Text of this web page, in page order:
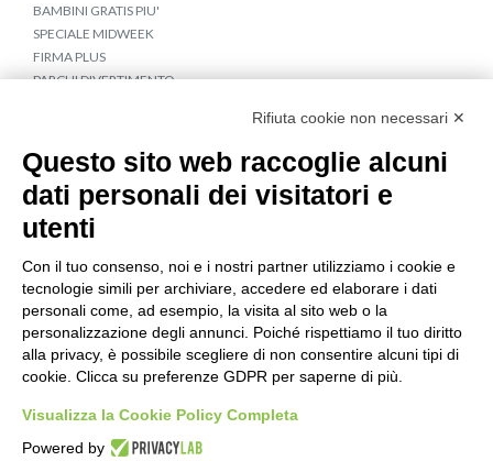
BAMBINI GRATIS PIU'
SPECIALE MIDWEEK
FIRMA PLUS
PARCHI DIVERTIMENTO
TRAGHETTI PER LA CROAZIA
IDEE DI VIAGGIO
CROCIERE IN BARCA A VELA
TOUR CROAZIA
TERME & WELLNESS
VACANZA GIOVANE A NOVALJA
Seguici su
Rifiuta cookie non necessari ✕
Questo sito web raccoglie alcuni
dati personali dei visitatori e
utenti
Con il tuo consenso, noi e i nostri partner utilizziamo i cookie e
tecnologie simili per archiviare, accedere ed elaborare i dati
personali come, ad esempio, la visita al sito web o la
personalizzazione degli annunci. Poiché rispettiamo il tuo diritto
alla privacy, è possibile scegliere di non consentire alcuni tipi di
cookie. Clicca su preferenze GDPR per saperne di più.
Visualizza la Cookie Policy Completa
Powered by